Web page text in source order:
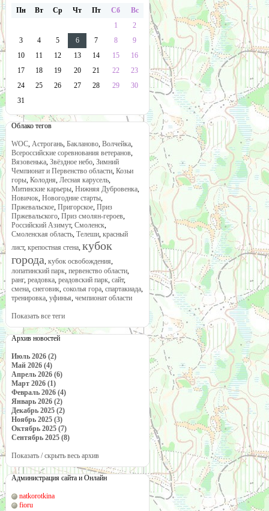
Пн Вт Ср Чт Пт Сб
Вс
1
2
3
4 5 6 7 8
9
10
11 12 13 14 15
16
17
18 19 20 21 22
23
24
25 26 27 28 29
30
31
Облако тегов
WOC, Астрогань, Бакланово, Волчейка,
Всероссийские соревнования ветеранов,
Вязовенька, Звёздное небо, Зимний
Чемпионат и Первенство области, Козьи
горы, Колодня, Лесная карусель,
Митинские карьеры, Нижняя Дубровенка,
Новичок, Новогодние старты,
Пржевальское, Пригорское, Приз
Пржевальского, Приз смолян-героев,
Российский Азимут, Смоленск,
Смоленская область, Телеши, красный
лист, крепостная стена, кубок
города, кубок освобождения,
лопатинский парк, первенство области,
ранг, реадовка, реадовский парк, сайт,
смена, снеговик, соколья гора, спартакиада,
тренировка, уфинья, чемпионат области
Показать все теги
Архив новостей
Июль 2026 (2)
Май 2026 (4)
Апрель 2026 (6)
Март 2026 (1)
Февраль 2026 (4)
Январь 2026 (2)
Декабрь 2025 (2)
Ноябрь 2025 (3)
Октябрь 2025 (7)
Сентябрь 2025 (8)
Показать / скрыть весь архив
Администрация сайта и Онлайн
natkorotkina
fioru